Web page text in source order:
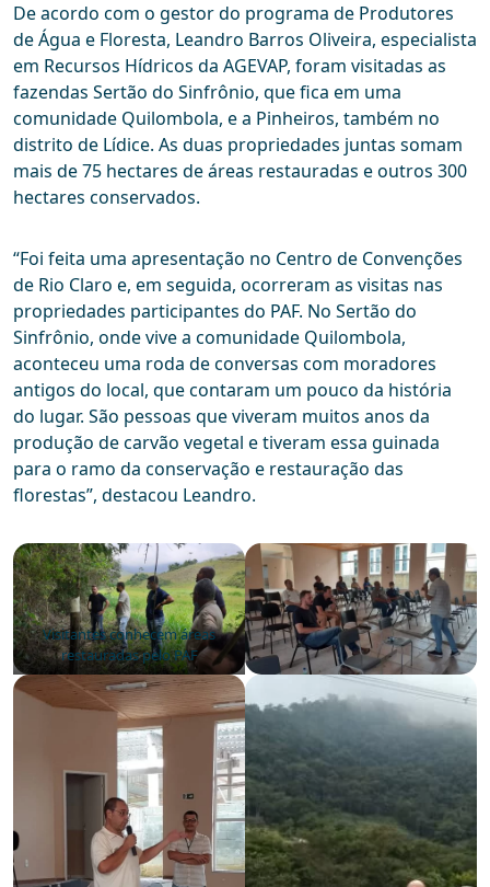
De acordo com o gestor do programa de Produtores
de Água e Floresta, Leandro Barros Oliveira, especialista
em Recursos Hídricos da AGEVAP, foram visitadas as
fazendas Sertão do Sinfrônio, que fica em uma
comunidade Quilombola, e a Pinheiros, também no
distrito de Lídice. As duas propriedades juntas somam
mais de 75 hectares de áreas restauradas e outros 300
hectares conservados.
“Foi feita uma apresentação no Centro de Convenções
de Rio Claro e, em seguida, ocorreram as visitas nas
propriedades participantes do PAF. No Sertão do
Sinfrônio, onde vive a comunidade Quilombola,
aconteceu uma roda de conversas com moradores
antigos do local, que contaram um pouco da história
do lugar. São pessoas que viveram muitos anos da
produção de carvão vegetal e tiveram essa guinada
para o ramo da conservação e restauração das
florestas”, destacou Leandro.
Visitantes conhecem áreas
restauradas pelo PAF